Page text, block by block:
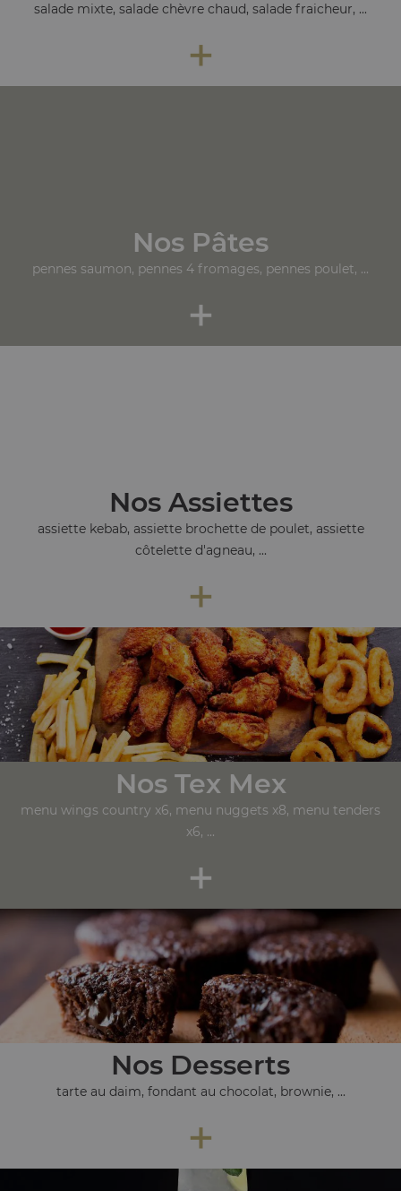
salade mixte, salade chèvre chaud, salade fraicheur, ...
+
Nos Pâtes
pennes saumon, pennes 4 fromages, pennes poulet, ...
+
Nos Assiettes
assiette kebab, assiette brochette de poulet, assiette
côtelette d'agneau, ...
+
Nos Tex Mex
menu wings country x6, menu nuggets x8, menu tenders
x6, ...
+
Nos Desserts
tarte au daim, fondant au chocolat, brownie, ...
+